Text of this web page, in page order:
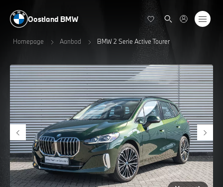
Oostland BMW
Homepage Aanbod BMW 2 Serie Active Tourer